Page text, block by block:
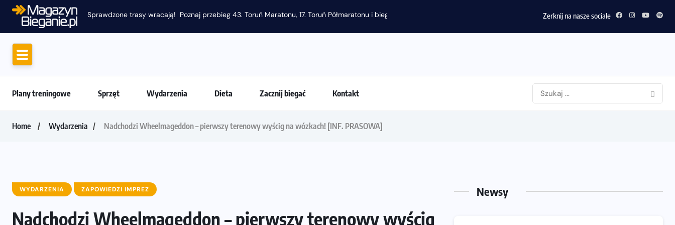
Zerknij na nasze sociale
Plany treningowe Sprzęt Wydarzenia Dieta Zacznij biegać Kontakt
Home Wydarzenia Nadchodzi Wheelmageddon – pierwszy terenowy wyścig na wózkach! [INF. PRASOWA]
WYDARZENIA ZAPOWIEDZI IMPREZ
Nadchodzi Wheelmageddon – pierwszy terenowy wyścig
Newsy